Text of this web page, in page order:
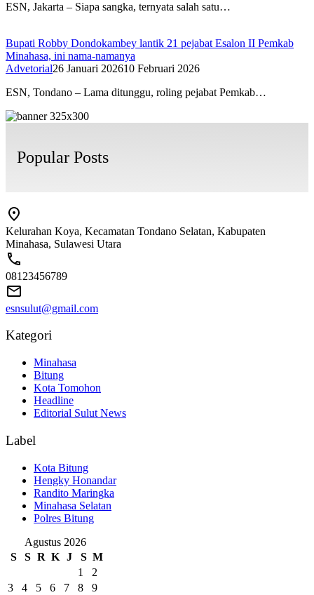
ESN, Jakarta – Siapa sangka, ternyata salah satu…
Bupati Robby Dondokambey lantik 21 pejabat Esalon II Pemkab
Minahasa, ini nama-namanya
Advetorial26 Januari 202610 Februari 2026
ESN, Tondano – Lama ditunggu, roling pejabat Pemkab…
Popular Posts
Kelurahan Koya, Kecamatan Tondano Selatan, Kabupaten
Minahasa, Sulawesi Utara
08123456789
esnsulut@gmail.com
Kategori
Minahasa
Bitung
Kota Tomohon
Headline
Editorial Sulut News
Label
Kota Bitung
Hengky Honandar
Randito Maringka
Minahasa Selatan
Polres Bitung
Agustus 2026
S
S R K J S M
1
2
3
4 5 6 7 8
9